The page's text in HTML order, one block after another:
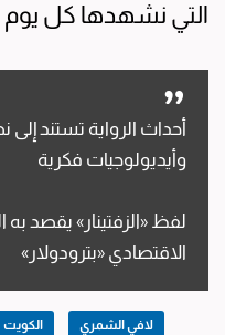
التي نشهدها كل يوم
أحداث الرواية تستند إلى
وأيديولوجيات فكرية
لفظ «الزفتينار» يقصد
الاقتصادي «بترودولار»
لافي الشمري الكويت